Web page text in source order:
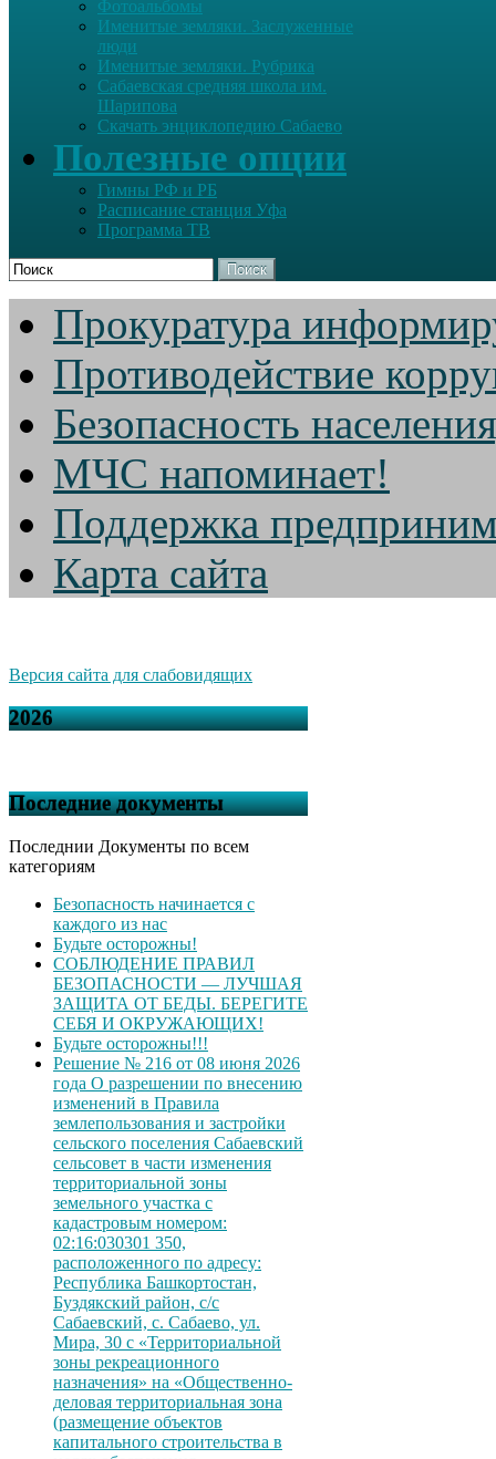
Фотоальбомы
Именитые земляки. Заслуженные
люди
Именитые земляки. Рубрика
Сабаевская средняя школа им.
Шарипова
Скачать энциклопедию Сабаево
Полезные опции
Гимны РФ и РБ
Расписание станция Уфа
Программа ТВ
Поиск
Прокуратура
Противодействие
Безопасность
МЧС напоминает!
Поддержка
Карта сайта
Версия сайта для слабовидящих
2026
Последние документы
Последнии Документы по всем
категориям
Безопасность начинается с
каждого из нас
Будьте осторожны!
СОБЛЮДЕНИЕ ПРАВИЛ
БЕЗОПАСНОСТИ — ЛУЧШАЯ
ЗАЩИТА ОТ БЕДЫ. БЕРЕГИТЕ
СЕБЯ И ОКРУЖАЮЩИХ!
Будьте осторожны!!!
Решение № 216 от 08 июня 2026
года О разрешении по внесению
изменений в Правила
землепользования и застройки
сельского поселения Сабаевский
сельсовет в части изменения
территориальной зоны
земельного участка с
кадастровым номером:
02:16:030301 350,
расположенного по адресу:
Республика Башкортостан,
Буздякский район, с/с
Сабаевский, с. Сабаево, ул.
Мира, 30 с «Территориальной
зоны рекреационного
назначения» на «Общественно-
деловая территориальная зона
(размещение объектов
капитального строительства в